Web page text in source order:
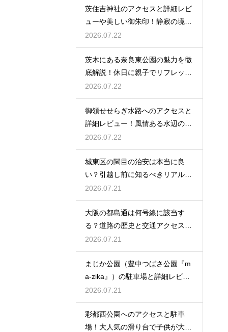
茨住吉神社のアクセスと詳細レビ
ューや美しい御朱印！静寂の境内
へ
2026.07.22
茨木にある奈良東公園の魅力を徹
底解説！休日に親子でリフレッシ
ュ
2026.07.22
御領せせらぎ水路へのアクセスと
詳細レビュー！風情ある水辺の散
策を
2026.07.22
城東区の関目の治安は本当に良
い？引越し前に知るべきリアルな
実情
2026.07.21
大阪の都島通は何号線に該当す
る？道路の歴史と交通アクセスを
徹底解説
2026.07.21
まじか公園（豊中つばさ公園『m
a-zika』）の駐車場と詳細レビュ
ー！
2026.07.21
彩都西公園へのアクセスと駐車
場！大人気の滑り台で子供が大興